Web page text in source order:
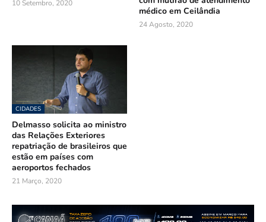
10 Setembro, 2020
médico em Ceilândia
24 Agosto, 2020
CIDADES
Delmasso solicita ao ministro
das Relações Exteriores
repatriação de brasileiros que
estão em países com
aeroportos fechados
21 Março, 2020